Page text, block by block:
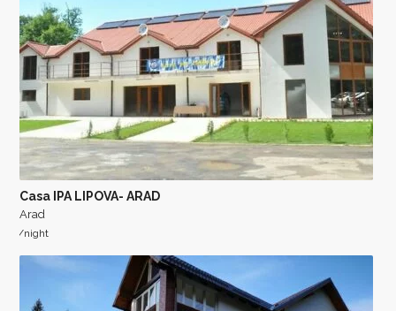
Casa IPA LIPOVA- ARAD
Arad
/night